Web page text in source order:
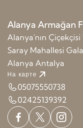
Alanya Armağan
Alanya'nın
Saray Mahallesi
Alanya Antalya
На карте
05075550738
02425139392